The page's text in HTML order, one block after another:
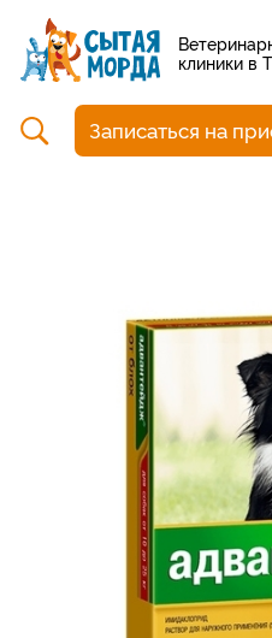
Ветеринарные
клиники в Тюмени
Кастрация собак
Вакцинация
Стоматология
Ультразвуковая чистка зубов
Общий анализ крови
Прием терапевтический
Прием хирургический
Прием дерматологический
Прием нефролого - урологический
Прием стоматологический